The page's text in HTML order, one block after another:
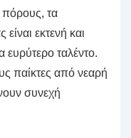
πόρους, τα
εκτενή και
ευρύτερο ταλέντο.
παίκτες από νεαρή
συνεχή